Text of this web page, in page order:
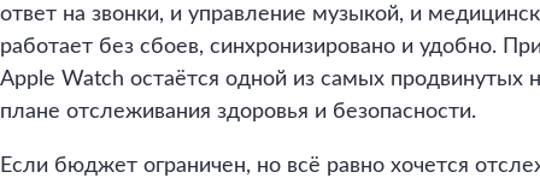
ответ на звонки, и управление музыкой, и
работает без сбоев, синхронизировано и удобно.
Apple Watch остаётся одной из самых продвинутых
плане отслеживания здоровья и безопасности.
Если бюджет ограничен, но всё равно хочется